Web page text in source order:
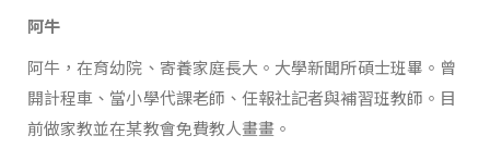
阿牛
阿牛，在育幼院、寄養家庭長大。大學新聞所碩士班畢。曾
開計程車、當小學代課老師、任報社記者與補習班教師。目
前做家教並在某教會免費教人畫畫。